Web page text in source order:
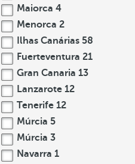
Maiorca 4
Menorca 2
Ilhas Canárias 58
Fuerteventura 21
Gran Canaria 13
Lanzarote 12
Tenerife 12
Múrcia 5
Múrcia 3
Navarra 1